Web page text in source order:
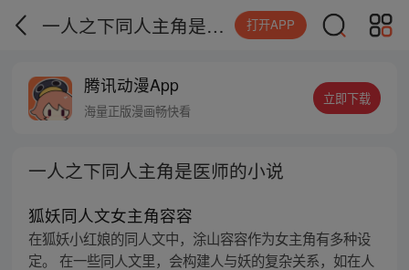
一人之下同人主角是医师的小说 打开APP
腾讯动漫App
海量正版漫画畅快看
立即下载
一人之下同人主角是医师的小说
狐妖同人文女主角容容
在狐妖小红娘的同人文中，涂山容容作为女主角有多种设
定。 在一些同人文里，会构建人与妖的复杂关系，如在人